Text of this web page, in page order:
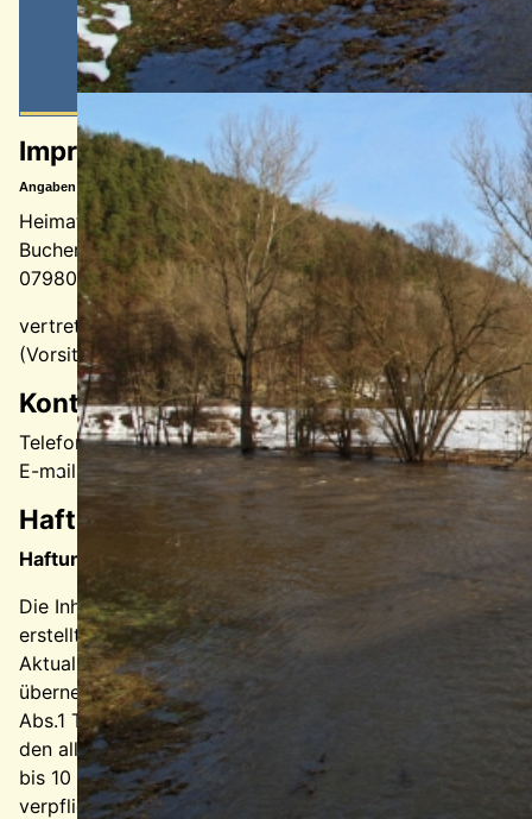
Impressum
Angaben gemäß § 5 TMG:
Heimat- und Geschichtsverein Berga/Elster e. V.
Buchenwaldstraße 7
07980 Berga-Wünschendorf
vertretungsberechtigter Vorstand: Sabine Richter
(Vorsitzende)
Kontakt:
Telefon: +49 36623 164972
E-mail:
webmaster@heimatverein-berga-elster.de
Haftungsausschluss:
Haftung für Inhalte
Die Inhalte unserer Seiten wurden mit größter Sorgfalt
erstellt. Für die Richtigkeit, Vollständigkeit und
Aktualität der Inhalte können wir jedoch keine Gewähr
übernehmen. Als Diensteanbieter sind wir gemäß § 7
Abs.1 TMG für eigene Inhalte auf diesen Seiten nach
den allgemeinen Gesetzen verantwortlich. Nach §§ 8
bis 10 TMG sind wir als Diensteanbieter jedoch nicht
verpflichtet, übermittelte oder gespeicherte fremde